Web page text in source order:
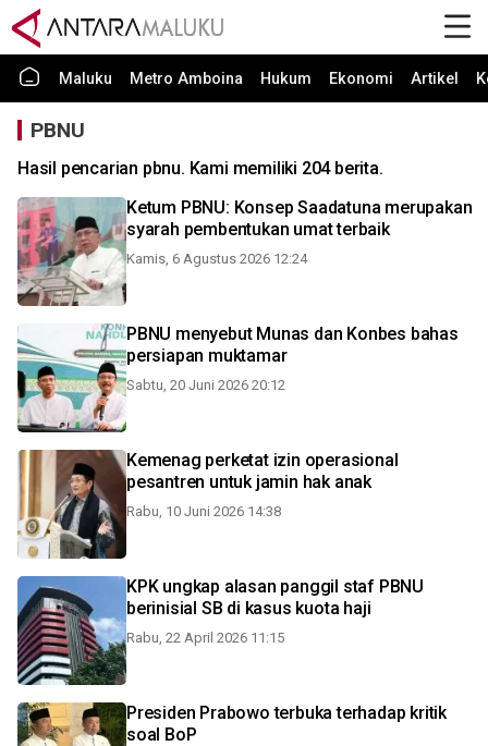
Maluku Metro Amboina Hukum Ekonomi Artikel
PBNU
Hasil pencarian pbnu. Kami memiliki 204 berita.
Ketum PBNU: Konsep Saadatuna merupakan
syarah pembentukan umat terbaik
Kamis, 6 Agustus 2026 12:24
PBNU menyebut Munas dan Konbes bahas
persiapan muktamar
Sabtu, 20 Juni 2026 20:12
Kemenag perketat izin operasional
pesantren untuk jamin hak anak
Rabu, 10 Juni 2026 14:38
KPK ungkap alasan panggil staf PBNU
berinisial SB di kasus kuota haji
Rabu, 22 April 2026 11:15
Presiden Prabowo terbuka terhadap kritik
soal BoP